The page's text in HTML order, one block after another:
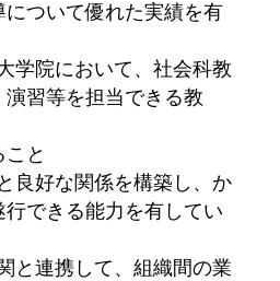
ついて優れた実績を有
学院において、社会科教
習等を担当できる教
と
良好な関係を構築し、か
できる能力を有してい
と連携して、組織間の業